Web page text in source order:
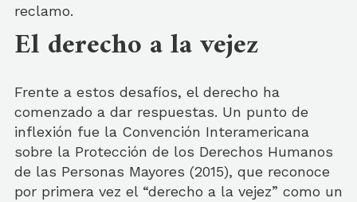
reclamo.
El derecho a la vejez
Frente a estos desafíos, el derecho ha
comenzado a dar respuestas. Un punto de
inflexión fue la Convención Interamericana
sobre la Protección de los Derechos Humanos
de las Personas Mayores (2015), que reconoce
por primera vez el “derecho a la vejez” como un